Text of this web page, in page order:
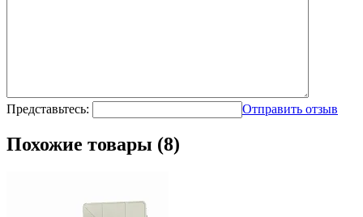
Представьтесь: Отправить отзыв
Похожие товары (8)